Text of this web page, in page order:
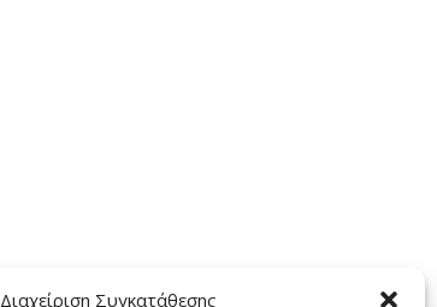
Διαχείριση Συγκατάθεσης